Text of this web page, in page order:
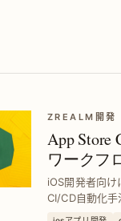
ZREALM開発
App Store
ワークフ
iOS開発者向
CI/CD自動化
ース速度を向